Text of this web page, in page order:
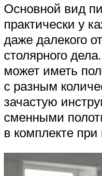
Основной вид
практически у
даже далекого
столярного
может иметь
с разным
зачастую
сменными
в комплекте при